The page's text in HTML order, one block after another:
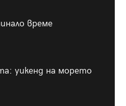
време
уикенд на морето